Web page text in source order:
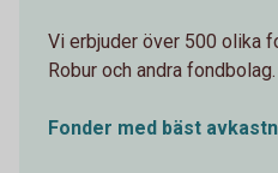
Vi erbjuder över 500 olika
Robur och andra fondbolag.
Fonder med bäst